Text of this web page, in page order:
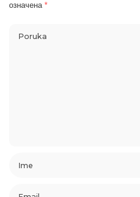
означена *